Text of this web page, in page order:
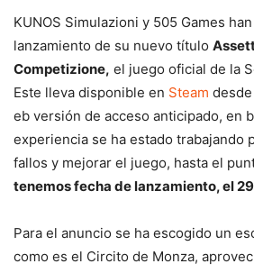
KUNOS Simulazioni y 505 Games
lanzamiento de su nuevo título
Competizione, el juego oficial de la
Este lleva disponible en Steam
eb versión de acceso anticipado, en
experiencia se ha estado trabajando
fallos y mejorar el juego, hasta el
tenemos fecha de lanzamiento, el
Para el anuncio se ha escogido un
como es el Circito de Monza,